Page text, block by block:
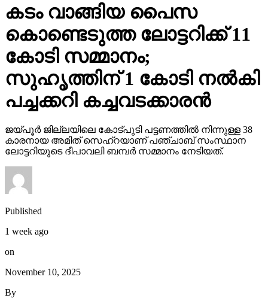
കടം വാങ്ങിയ പൈസ
കൊണ്ടെടുത്ത ലോട്ടറിക്ക് 11
കോടി സമ്മാനം;
സുഹൃത്തിന് 1 കോടി നല്‍കി
പച്ചക്കറി കച്ചവടക്കാരന്‍
ജയ്പൂര്‍ ജില്ലയിലെ കോട്പുടി പട്ടണത്തില്‍ നിന്നുള്ള 38
കാരനായ അമിത് സെഹ്‌റയാണ് പഞ്ചാബ് സംസ്ഥാന
ലോട്ടറിയുടെ ദീപാവലി ബമ്പര്‍ സമ്മാനം നേടിയത്.
Published
1 week ago
on
November 10, 2025
By